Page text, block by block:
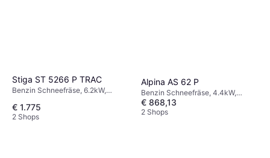
Stiga ST 5266 P TRAC
Benzin Schneefräse, 6.2kW,
Beheizte Griffe,
Einhandbedienung, Einlassbreite:
€ 1.775
2 Shops
Alpina AS 62 P
Benzin Schneefräse, 4.4kW,
Scheinwerfer, Einhandbedienung,
Einlassbreite: 62 cm
€ 868,13
2 Shops